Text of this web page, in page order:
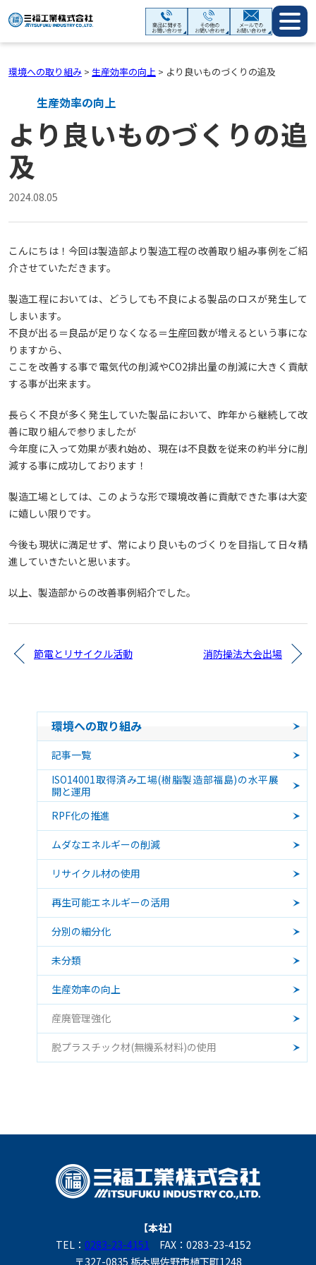
環境への取り組み > 生産効率の向上 > より良いものづくりの追及
生産効率の向上
より良いものづくりの追
及
2024.08.05
こんにちは！今回は製造部より製造工程の改善取り組み事例をご紹
介させていただきます。
製造工程においては、どうしても不良による製品のロスが発生して
しまいます。
不良が出る＝良品が足りなくなる＝生産回数が増えるという事にな
りますから、
ここを改善する事で電気代の削減やCO2排出量の削減に大きく貢献
する事が出来ます。
長らく不良が多く発生していた製品において、昨年から継続して改
善に取り組んで参りましたが
今年度に入って効果が表れ始め、現在は不良数を従来の約半分に削
減する事に成功しております！
製造工場としては、このような形で環境改善に貢献できた事は大変
に嬉しい限りです。
今後も現状に満足せず、常により良いものづくりを目指して日々精
進していきたいと思います。
以上、製造部からの改善事例紹介でした。
節電とリサイクル活動 消防操法大会出場
環境への取り組み
記事一覧
ISO14001取得済み工場(樹脂製造部福島)の水平展
開と運用
RPF化の推進
ムダなエネルギーの削減
リサイクル材の使用
再生可能エネルギーの活用
分別の細分化
未分類
生産効率の向上
産廃管理強化
脱プラスチック材(無機系材料)の使用
【本社】
TEL： 0283-23-4151 FAX：0283-23-4152
〒327-0835 栃木県佐野市植下町1248